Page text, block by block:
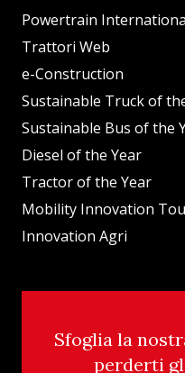
Powertrain
Trattori Web
e-Construction
Sustainable Truck of
Sustainable Bus of the
Diesel of the Year
Tractor of the Year
Mobility Innovation
Innovation Agri
Sfoglia la
perderti